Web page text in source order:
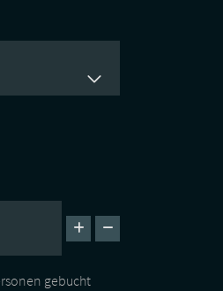
gebucht